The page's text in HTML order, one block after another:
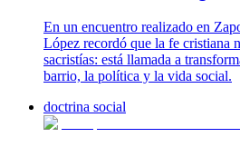
En un encuentro realizado en
López recordó que la fe cristiana
sacristías: está llamada a
barrio, la política y la vida social.
doctrina social